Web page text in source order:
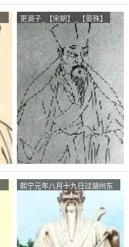
更漏子_【宋朝】_【晏殊】
熙宁元年八月十九日过湖州东
林沈山用石榴…自号回山人
_【唐朝】_【吕岩】